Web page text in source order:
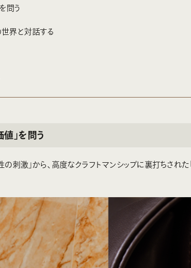
問う
界と対話する
」を問う
刺激」から、高度なクラフトマンシップに裏打ちされた